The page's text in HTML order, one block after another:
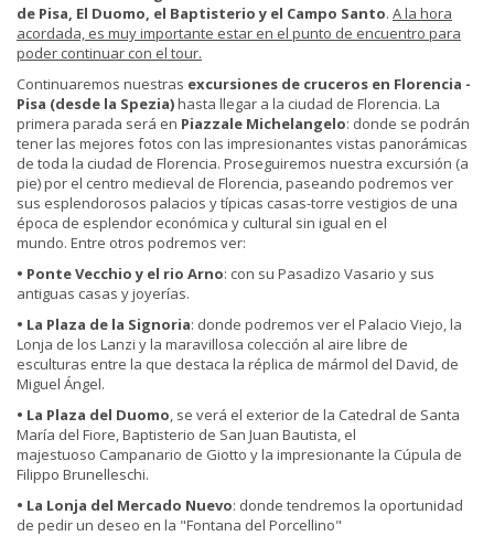
de Pisa, El Duomo, el Baptisterio y el Campo Santo. A la hora
acordada, es muy importante estar en el punto de encuentro para
poder continuar con el tour.
Continuaremos nuestras excursiones de cruceros en Florencia -
Pisa (desde la Spezia)hasta llegar a la ciudad de Florencia. La
primera parada será en Piazzale Michelangelo: donde se podrán
tener las mejores fotos con las impresionantes vistas panorámicas
de toda la ciudad de Florencia. Proseguiremos nuestra excursión (a
pie) por el centro medieval de Florencia, paseando podremos ver
sus esplendorosos palacios y típicas casas-torre vestigios de una
época de esplendor económica y cultural sin igual en el
mundo. Entre otros podremos ver:
• Ponte Vecchio y el rio Arno: con su Pasadizo Vasario y sus
antiguas casas y joyerías.
• La Plaza de la Signoria: donde podremos ver el Palacio Viejo, la
Lonja de los Lanzi y la maravillosa colección al aire libre de
esculturas entre la que destaca la réplica de mármol del David, de
Miguel Ángel.
• La Plaza del Duomo, se verá el exterior de la Catedral de Santa
María del Fiore, Baptisterio de San Juan Bautista, el
majestuoso Campanario de Giotto y la impresionante la Cúpula de
Filippo Brunelleschi.
• La Lonja del Mercado Nuevo: donde tendremos la oportunidad
de pedir un deseo en la "Fontana del Porcellino"